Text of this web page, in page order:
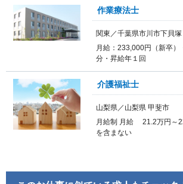
作業療法士
関東／千葉県市川市下貝塚
月給：233,000円（新卒）
分・昇給年１回
介護福祉士
山梨県／山梨県 甲斐市
月給制 月給 21.2万円～
を含まない